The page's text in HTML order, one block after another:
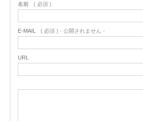
名前 ( 必須 )
E-MAIL ( 必須 ) - 公開されません -
URL